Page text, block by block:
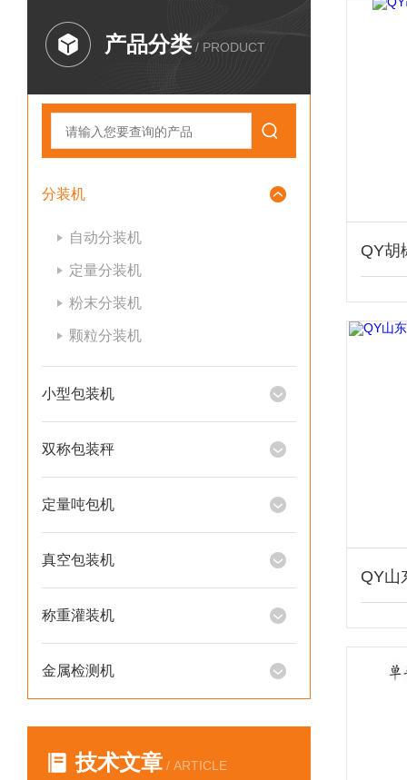
产品分类 / PRODUCT
分装机
自动分装机
定量分装机
粉末分装机
颗粒分装机
小型包装机
双称包装秤
定量吨包机
真空包装机
称重灌装机
金属检测机
技术文章 / ARTICLE